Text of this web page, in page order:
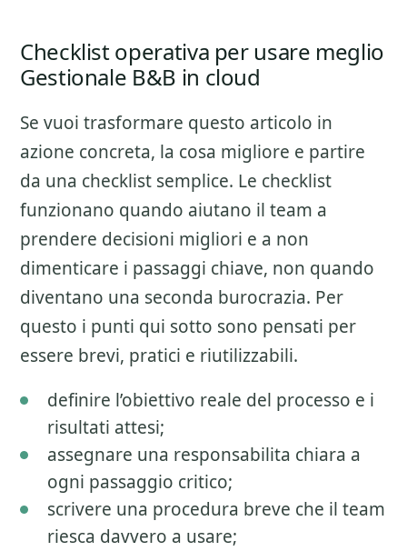
Checklist operativa per usare meglio
Gestionale B&B in cloud
Se vuoi trasformare questo articolo in
azione concreta, la cosa migliore e partire
da una checklist semplice. Le checklist
funzionano quando aiutano il team a
prendere decisioni migliori e a non
dimenticare i passaggi chiave, non quando
diventano una seconda burocrazia. Per
questo i punti qui sotto sono pensati per
essere brevi, pratici e riutilizzabili.
definire l’obiettivo reale del processo e i
risultati attesi;
assegnare una responsabilita chiara a
ogni passaggio critico;
scrivere una procedura breve che il team
riesca davvero a usare;